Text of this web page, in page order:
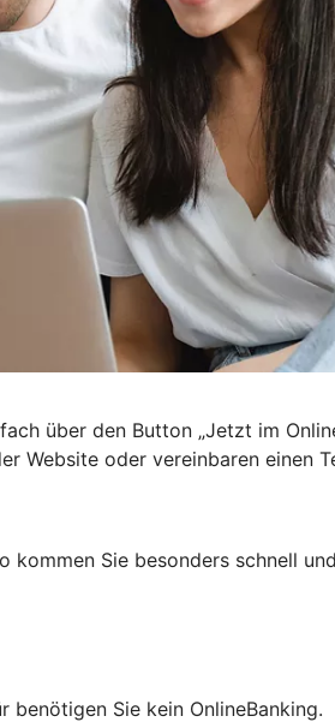
über den Button „Jetzt im
Website oder vereinbaren einen
Sie besonders schnell
Sie kein OnlineBanking.